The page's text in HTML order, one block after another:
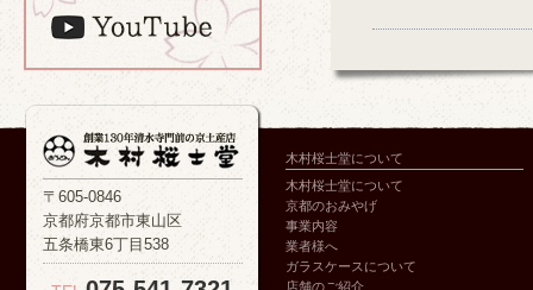
〒605-0846
京都府京都市東山区
五条橋東6丁目538
木村桜士堂について
木村桜士堂について
京都のおみやげ
事業内容
業者様へ
ガラスケースについて
店舗のご紹介